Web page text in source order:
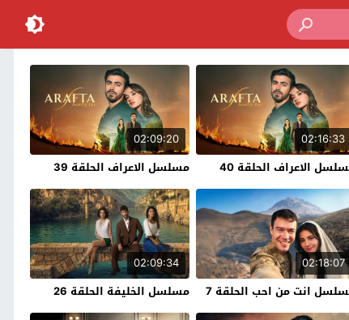
02:16:33
الاعراف الحلقة 40
02:09:20
مسلسل الاعراف الحلقة 39
02:18:07
انت من احب الحلقة 7
02:09:34
مسلسل الخليفة الحلقة 26